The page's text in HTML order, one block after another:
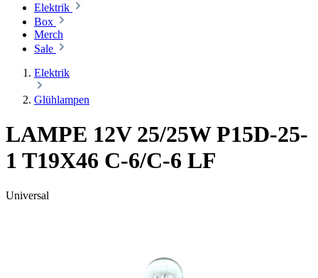
Elektrik
Box
Merch
Sale
Elektrik
Glühlampen
LAMPE 12V 25/25W P15D-25-
1 T19X46 C-6/C-6 LF
Universal